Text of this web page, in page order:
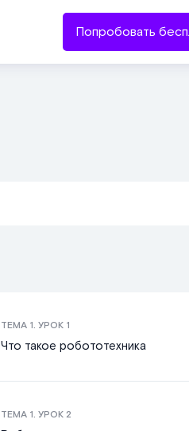
Попробовать
ТЕМА 1. УРОК 1
Что такое робототехника
ТЕМА 1. УРОК 2